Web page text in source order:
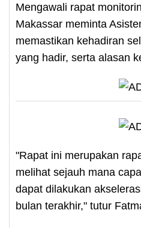
Mengawali rapat
Makassar meminta
memastikan kehadiran
yang hadir, serta alasan
"Rapat ini merupakan
melihat sejauh mana
dapat dilakukan
bulan terakhir," tutur